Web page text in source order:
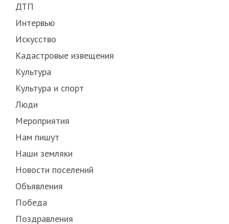
ДТП
Интервью
Искусство
Кадастровые извещения
Культура
Культура и спорт
Люди
Мероприятия
Нам пишут
Наши земляки
Новости поселений
Объявления
Победа
Поздравления